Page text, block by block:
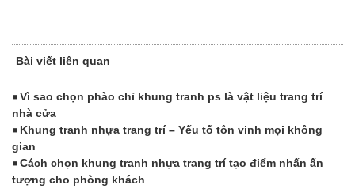
Bài viết liên quan
Vì sao chọn phào chỉ khung tranh ps là vật liệu trang trí
nhà cửa
Khung tranh nhựa trang trí – Yếu tố tôn vinh mọi không
gian
Cách chọn khung tranh nhựa trang trí tạo điểm nhấn ấn
tượng cho phòng khách